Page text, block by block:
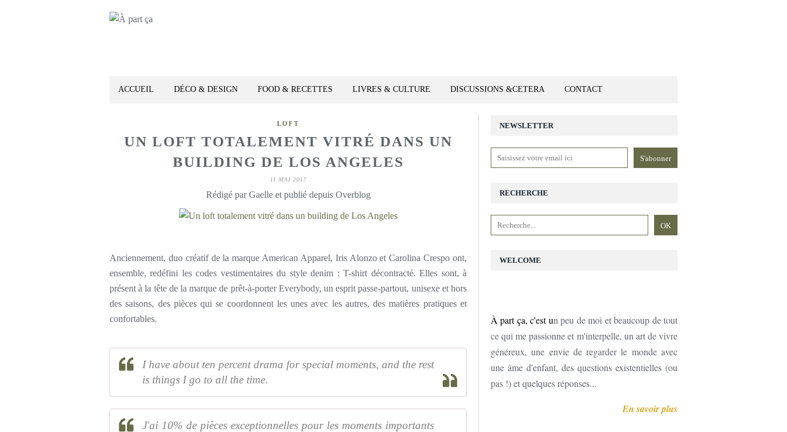
ACCUEIL DÉCO & DESIGN FOOD & RECETTES LIVRES & CULTURE DISCUSSIONS &CETERA CONTACT
LOFT
UN LOFT TOTALEMENT VITRÉ DANS UN
BUILDING DE LOS ANGELES
11 MAI 2017
Rédigé par Gaelle et publié depuis Overblog
Anciennement, duo créatif de la marque American Apparel, Iris Alonzo et Carolina Crespo ont,
ensemble, redéfini les codes vestimentaires du style denim : T-shirt décontracté. Elles sont, à
présent à la tête de la marque de prêt-à-porter Everybody, un esprit passe-partout, unisexe et hors
des saisons, des pièces qui se coordonnent les unes avec les autres, des matières pratiques et
confortables.
I have about ten percent drama for special moments, and the rest
is things I go to all the time.
J'ai 10% de pièces exceptionnelles pour les moments importants
NEWSLETTER
RECHERCHE
WELCOME
À part ça, c'est un peu de moi et beaucoup de tout
ce qui me passionne et m'interpelle, un art de vivre
généreux, une envie de regarder le monde avec
une âme d'enfant, des questions existentielles (ou
pas !) et quelques réponses...
En savoir plus